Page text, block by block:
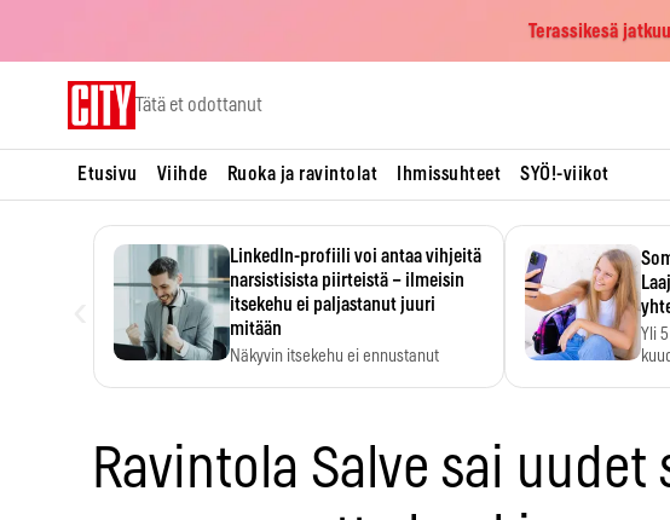
Terassikesä
Tätä et odottanut
Etusivu Viihde Ruoka ja ravintolat Ihmissuhteet SYÖ!-viikot
LinkedIn-profiili voi antaa vihjeitä
narsistisista piirteistä – ilmeisin
itsekehu ei paljastanut juuri
mitään
Näkyvin itsekehu ei ennustanut
Yli
Ravintola Salve sai uudet